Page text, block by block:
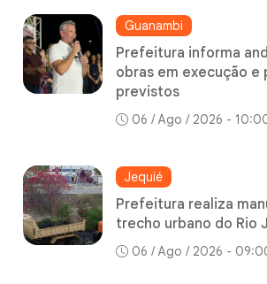
Guanambi
Prefeitura informa
obras em execução e
previstos
06 / Ago / 2026 -
Jequié
Prefeitura realiza
trecho urbano do Rio
06 / Ago / 2026 -